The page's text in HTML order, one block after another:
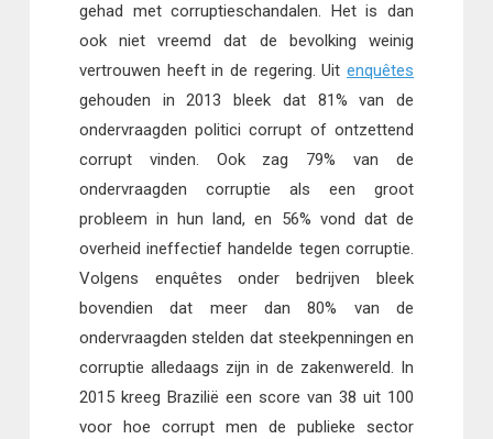
gehad met corruptieschandalen. Het is dan
ook niet vreemd dat de bevolking weinig
vertrouwen heeft in de regering. Uitenquêtes
gehouden in 2013 bleek dat 81% van de
ondervraagden politici corrupt of ontzettend
corrupt vinden. Ook zag 79% van de
ondervraagden corruptie als een groot
probleem in hun land, en 56% vond dat de
overheid ineffectief handelde tegen corruptie.
Volgens enquêtes onder bedrijven bleek
bovendien dat meer dan 80% van de
ondervraagden stelden dat steekpenningen en
corruptie alledaags zijn in de zakenwereld. In
2015 kreeg Brazilië een score van 38 uit 100
voor hoe corrupt men de publieke sector